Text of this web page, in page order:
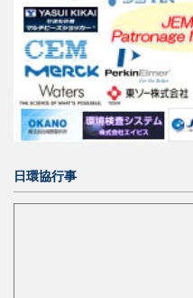
日環協行事